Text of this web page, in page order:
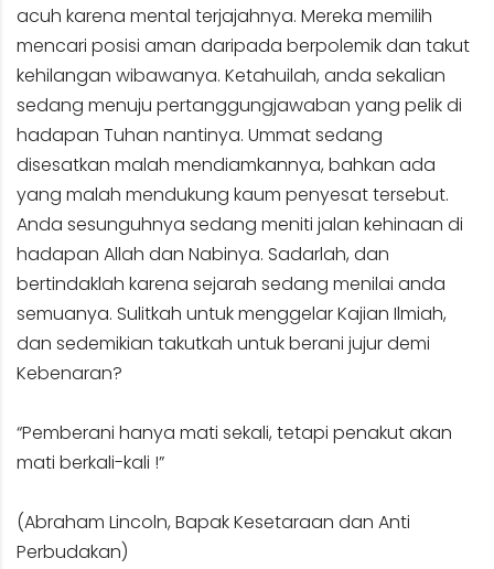
acuh karena mental terjajahnya. Mereka memilih
mencari posisi aman daripada berpolemik dan takut
kehilangan wibawanya. Ketahuilah, anda sekalian
sedang menuju pertanggungjawaban yang pelik di
hadapan Tuhan nantinya. Ummat sedang
disesatkan malah mendiamkannya, bahkan ada
yang malah mendukung kaum penyesat tersebut.
Anda sesunguhnya sedang meniti jalan kehinaan di
hadapan Allah dan Nabinya. Sadarlah, dan
bertindaklah karena sejarah sedang menilai anda
semuanya. Sulitkah untuk menggelar Kajian Ilmiah,
dan sedemikian takutkah untuk berani jujur demi
Kebenaran?
“Pemberani hanya mati sekali, tetapi penakut akan
mati berkali-kali !”
(Abraham Lincoln, Bapak Kesetaraan dan Anti
Perbudakan)